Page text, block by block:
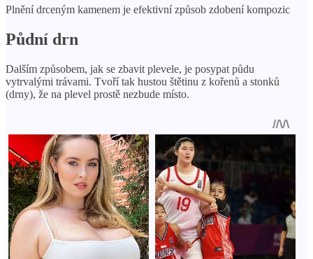
Plnění drceným kamenem je efektivní způsob zdobení kompozic
Půdní drn
Dalším způsobem, jak se zbavit plevele, je posypat půdu
vytrvalými trávami. Tvoří tak hustou štětinu z kořenů a stonků
(drny), že na plevel prostě nezbude místo.